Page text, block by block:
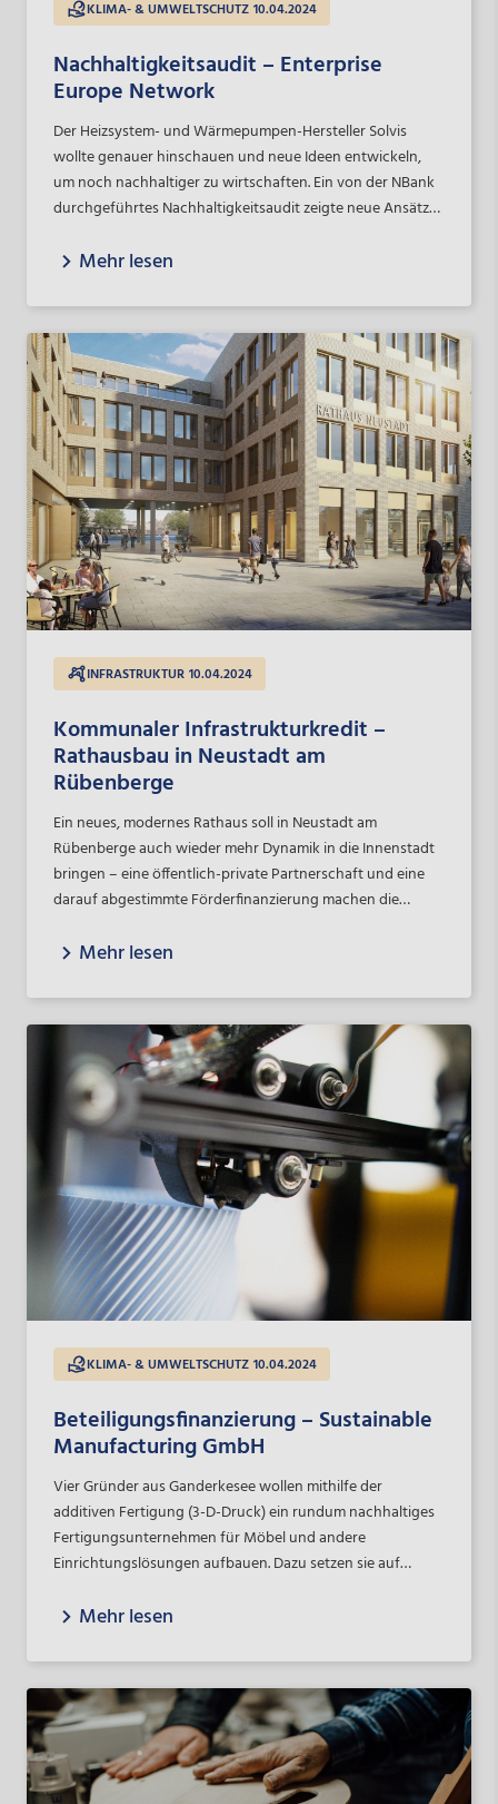
KLIMA- & UMWELTSCHUTZ 10.04.2024
Nachhaltigkeitsaudit – Enterprise
Europe Network
Der Heizsystem- und Wärmepumpen-Hersteller Solvis
wollte genauer hinschauen und neue Ideen entwickeln,
um noch nachhaltiger zu wirtschaften. Ein von der NBank
durchgeführtes Nachhaltigkeitsaudit zeigte neue Ansätze
Mehr lesen
INFRASTRUKTUR 10.04.2024
Kommunaler Infrastrukturkredit –
Rathausbau in Neustadt am
Rübenberge
Ein neues, modernes Rathaus soll in Neustadt am
Rübenberge auch wieder mehr Dynamik in die Innenstadt
bringen – eine öffentlich-private Partnerschaft und eine
darauf abgestimmte Förderfinanzierung machen die
Mehr lesen
KLIMA- & UMWELTSCHUTZ 10.04.2024
Beteiligungsfinanzierung – Sustainable
Manufacturing GmbH
Vier Gründer aus Ganderkesee wollen mithilfe der
additiven Fertigung (3-D-Druck) ein rundum nachhaltiges
Fertigungsunternehmen für Möbel und andere
Einrichtungslösungen aufbauen. Dazu setzen sie auf
ressourcenschonende Design- und Herstellungsverfahren
NBank Capital.
Mehr lesen